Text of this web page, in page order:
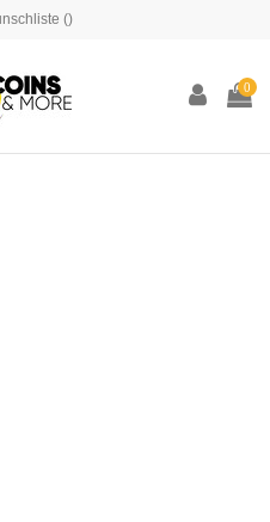
()
0